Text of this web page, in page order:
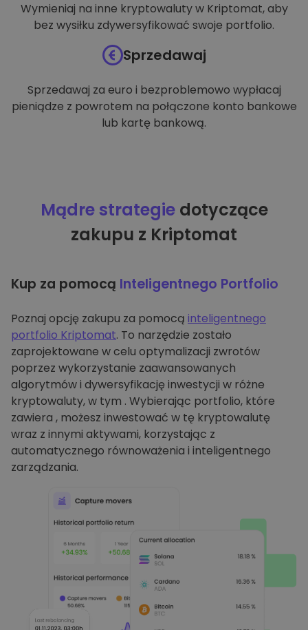
Wymieniaj na inne kryptowaluty w Kriptomat, aby
bez wysiłku zdywersyfikować swoje portfolio.
Sprzedawaj
Sprzedawaj za euro i bezproblemowo wypłacaj
pieniądze z powrotem na połączone konto bankowe
lub kartę bankową.
Mądre strategiedotyczące
zakupu z Kriptomat
Kup za pomocą Inteligentnego Portfolio
Poznaj opcję zakupu za pomocą inteligentnego
portfolio Kriptomat. To narzędzie zostało
zaprojektowane w celu optymalizacji zwrotów
poprzez wykorzystanie zaawansowanych
algorytmów i dywersyfikację inwestycji w różne
kryptowaluty, w tym . Wybierając portfolio, które
zawiera , możesz inwestować w tę kryptowalutę
wraz z innymi aktywami, korzystając z
automatycznego równoważenia i inteligentnego
zarządzania.